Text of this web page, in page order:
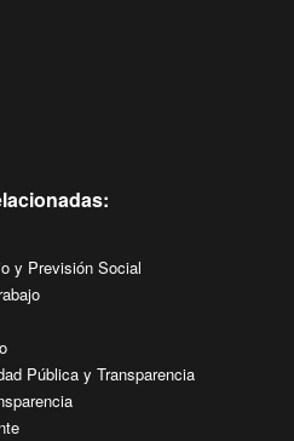
y Previsión Social
Pública y Transparencia